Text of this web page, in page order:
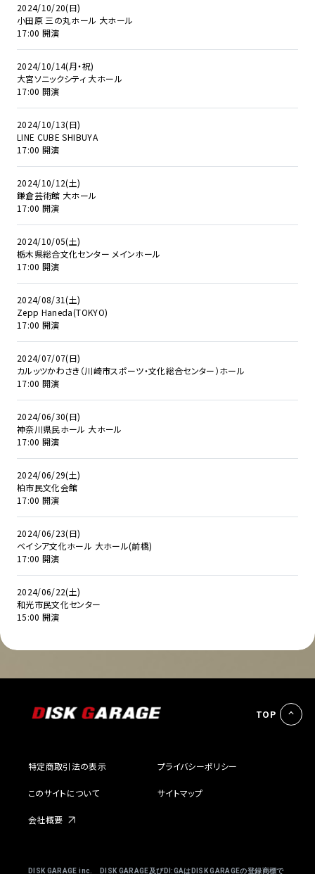
2024/10/20(日)
小田原 三の丸ホール 大ホール
17:00 開演
2024/10/14(月・祝)
大宮ソニックシティ 大ホール
17:00 開演
2024/10/13(日)
LINE CUBE SHIBUYA
17:00 開演
2024/10/12(土)
鎌倉芸術館 大ホール
17:00 開演
2024/10/05(土)
栃木県総合文化センター メインホール
17:00 開演
2024/08/31(土)
Zepp Haneda(TOKYO)
17:00 開演
2024/07/07(日)
カルッツかわさき（川崎市スポーツ・文化総合センター）ホール
17:00 開演
2024/06/30(日)
神奈川県民ホール 大ホール
17:00 開演
2024/06/29(土)
柏市民文化会館
17:00 開演
2024/06/23(日)
ベイシア文化ホール 大ホール(前橋)
17:00 開演
2024/06/22(土)
和光市民文化センター
15:00 開演
TOP
特定商取引法の表示 プライバシーポリシー
このサイトについて サイトマップ
会社概要
DISK GARAGE inc. DISK GARAGE及びDI:GAはDISK GARAGEの登録商標で